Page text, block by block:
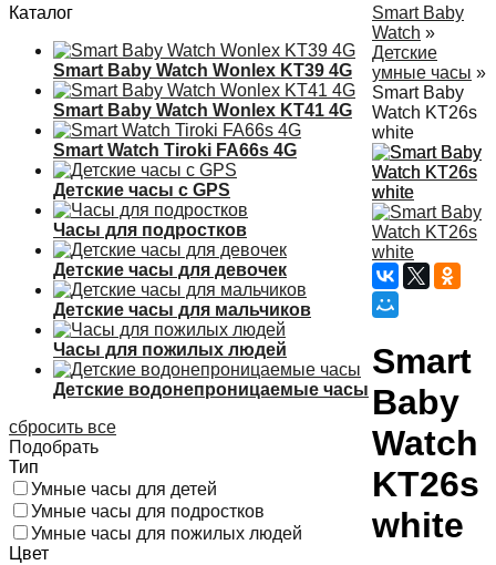
Каталог
Smart Baby Watch Wonlex KT39 4G
Smart Baby Watch Wonlex KT41 4G
Smart Watch Tiroki FA66s 4G
Детские часы с GPS
Часы для подростков
Детские часы для девочек
Детские часы для мальчиков
Часы для пожилых людей
Детские водонепроницаемые часы
сбросить все
Подобрать
Тип
Умные часы для детей
Умные часы для подростков
Умные часы для пожилых людей
Цвет
Smart Baby
Watch »
Детские
умные часы »
Smart Baby
Watch KT26s
white
Smart
Baby
Watch
KT26s
white